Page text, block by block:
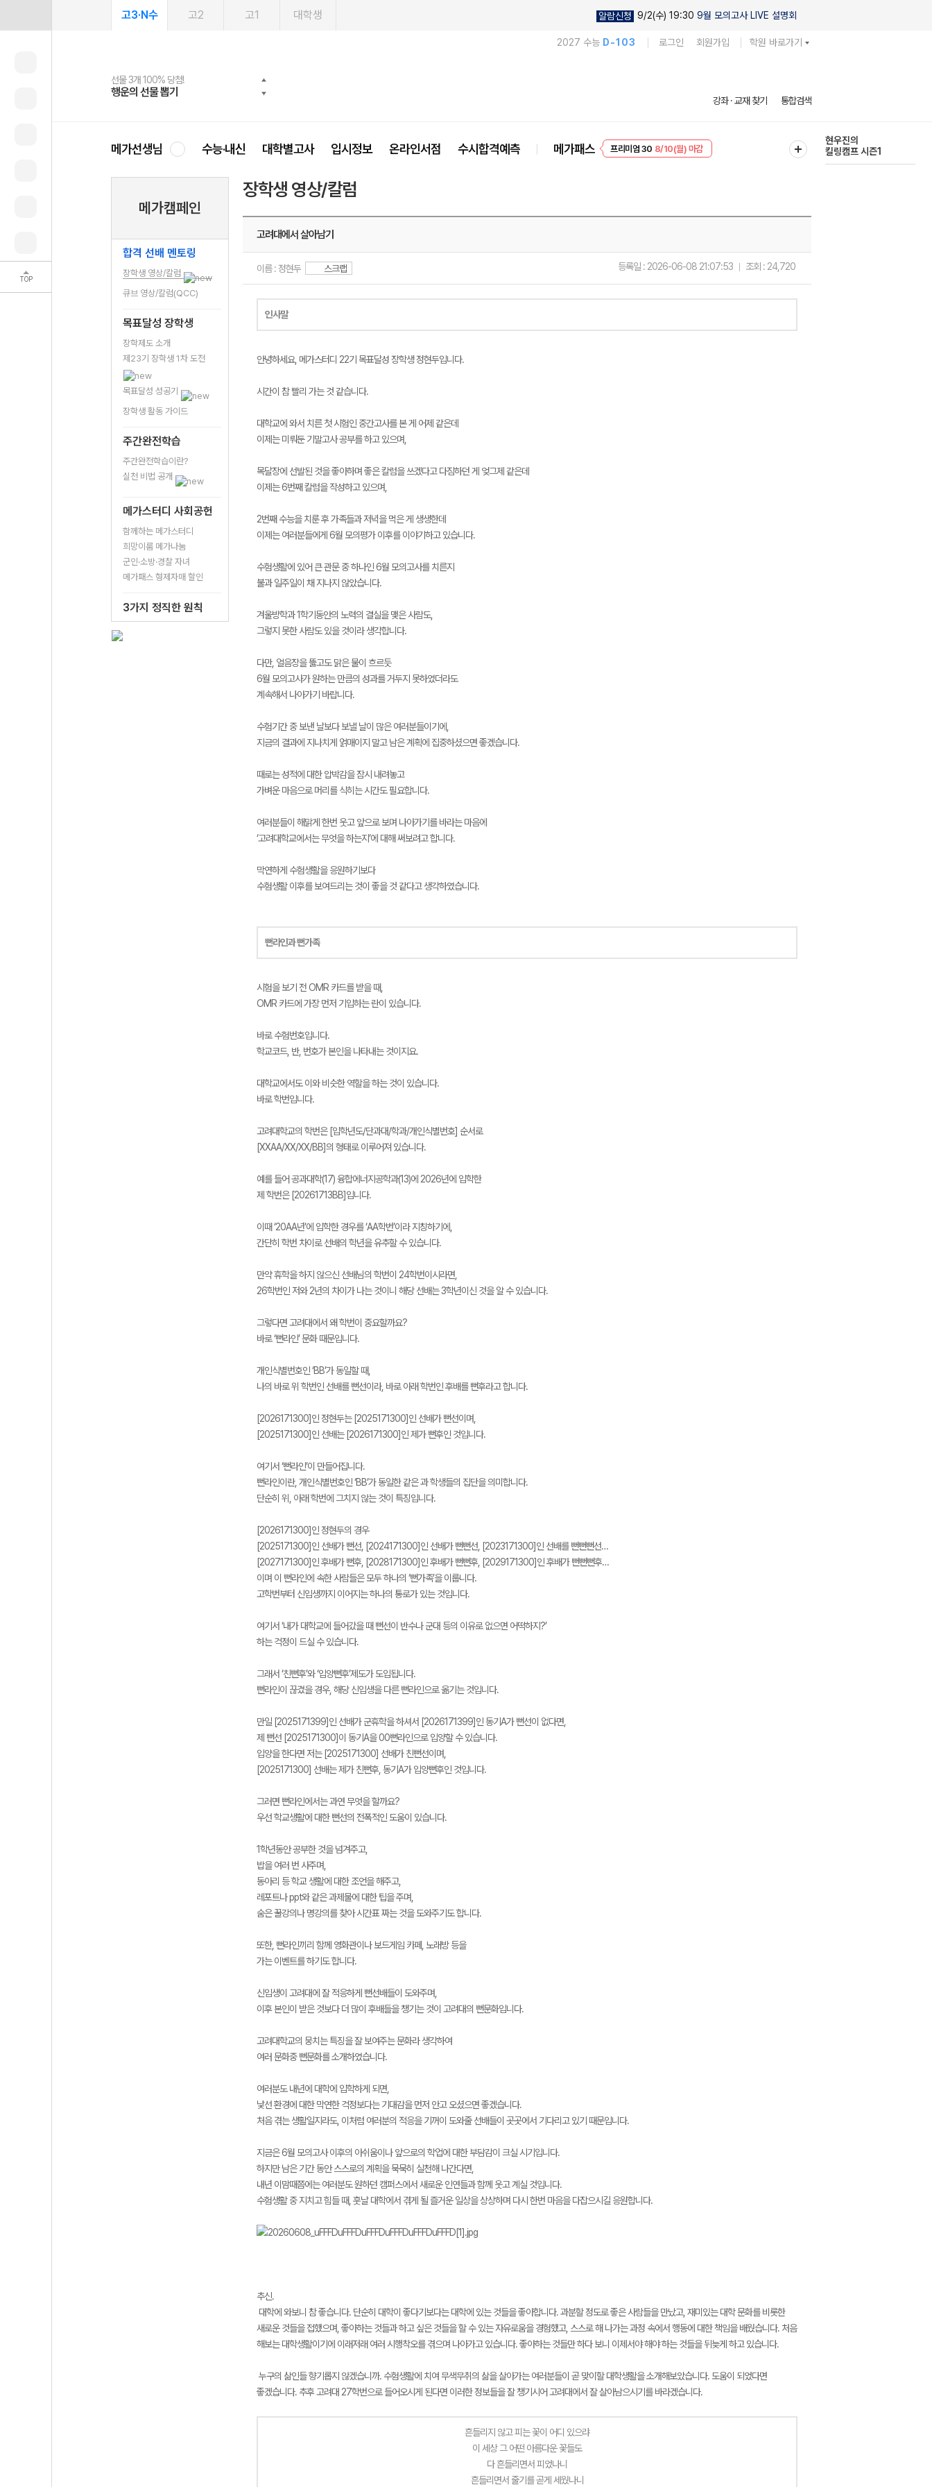
TOP
고3·N수 고2 고1 대학생 알람신청 9/2(수) 19:30 9월 모의고사 LIVE 설명회
2027 수능 D-103 로그인 회원가입 학원 바로가기
선물 3개 100% 당첨!
행운의 선물 뽑기
선물 100% 증정!
메가스터디 X 올리브
여름방학 스터디 캐시백
메가런 썸머스쿨
2027 러셀 단과
강사 공개선발
스마트러닝앱
설문 EVENT
메가패스
3일 무료 체험권
메가패스 수강생 무료혜택!
메가클럽 멤버십
사회공헌 캠페인
희망이룸 메가나눔
강좌 · 교재 찾기 통합검색
메가선생님 수능·내신 대학별고사 입시정보 온라인서점 수시합격예측 메가패스
프리미엄 30 8/10(월) 마감
현우진의
킬링캠프 시즌1
메가캠페인
합격 선배 멘토링
장학생 영상/칼럼
큐브 영상/칼럼(QCC)
목표달성 장학생
장학제도 소개
제23기 장학생 1차 도전
목표달성 성공기
장학생 활동 가이드
주간완전학습
주간완전학습이란?
실천 비법 공개
메가스터디 사회공헌
함께하는 메가스터디
희망이룸 메가나눔
군인·소방·경찰 자녀
메가패스 형제자매 할인
3가지 정직한 원칙
장학생 영상/칼럼
고려대에서 살아남기
이름 : 정현두 스크랩 등록일 : 2026-06-08 21:07:53 조회 : 24,720
인사말
안녕하세요, 메가스터디 22기 목표달성 장학생 정현두입니다.
시간이 참 빨리 가는 것 같습니다.
대학교에 와서 치른 첫 시험인 중간고사를 본 게 어제 같은데
이제는 미뤄둔 기말고사 공부를 하고 있으며,
목달장에 선발된 것을 좋아하며 좋은 칼럼을 쓰겠다고 다짐하던 게 엊그제 같은데
이제는 6번째 칼럼을 작성하고 있으며,
2번째 수능을 치룬 후 가족들과 저녁을 먹은 게 생생한데
이제는 여러분들에게 6월 모의평가 이후를 이야기하고 있습니다.
수험생활에 있어 큰 관문 중 하나인 6월 모의고사를 치른지
불과 일주일이 채 지나지 않았습니다.
겨울방학과 1학기동안의 노력의 결실을 맺은 사람도,
그렇지 못한 사람도 있을 것이라 생각합니다.
다만, 얼음장을 뚫고도 맑은 물이 흐르듯
6월 모의고사가 원하는 만큼의 성과를 거두지 못하였더라도
계속해서 나아가기 바랍니다.
수험기간 중 보낸 날보다 보낼 날이 많은 여러분들이기에,
지금의 결과에 지나치게 얽매이지 말고 남은 계획에 집중하셨으면 좋겠습니다.
때로는 성적에 대한 압박감을 잠시 내려놓고
가벼운 마음으로 머리를 식히는 시간도 필요합니다.
여러분들이 해맑게 한번 웃고 앞으로 보며 나아가기를 바라는 마음에
‘고려대학교에서는 무엇을 하는지’에 대해 써보려고 합니다.
막연하게 수험생활을 응원하기보다
수험생활 이후를 보여드리는 것이 좋을 것 같다고 생각하였습니다.
뻔라인과 뻔가족
시험을 보기 전 OMR 카드를 받을 때,
OMR 카드에 가장 먼저 기입하는 란이 있습니다.
바로 수험번호입니다.
학교코드, 반, 번호가 본인을 나타내는 것이지요.
대학교에서도 이와 비슷한 역할을 하는 것이 있습니다.
바로 학번입니다.
고려대학교의 학번은 [입학년도/단과대/학과/개인식별번호] 순서로
[XXAA/XX/XX/BB]의 형태로 이루어져 있습니다.
예를 들어 공과대학(17) 융합에너지공학과(13)에 2026년에 입학한
제 학번은 [20261713BB]입니다.
이때 ‘20AA년’에 입학한 경우를 ‘AA학번’이라 지칭하기에,
간단히 학번 차이로 선배의 학년을 유추할 수 있습니다.
만약 휴학을 하지 않으신 선배님의 학번이 24학번이시라면,
26학번인 저와 2년의 차이가 나는 것이니 해당 선배는 3학년이신 것을 알 수 있습니다.
그렇다면 고려대에서 왜 학번이 중요할까요?
바로 ‘뻔라인’ 문화 때문입니다.
개인식별번호인 ‘BB’가 동일할 때,
나의 바로 위 학번인 선배를 뻔선이라, 바로 아래 학번인 후배를 뻔후라고 합니다.
[2026171300]인 정현두는 [2025171300]인 선배가 뻔선이며,
[2025171300]인 선배는 [2026171300]인 제가 뻔후인 것입니다.
여기서 ‘뻔라인’이 만들어집니다.
뻔라인이란, 개인식별번호인 ‘BB’가 동일한 같은 과 학생들의 집단을 의미합니다.
단순히 위, 아래 학번에 그치지 않는 것이 특징입니다.
[2026171300]인 정현두의 경우
[2025171300]인 선배가 뻔선, [2024171300]인 선배가 뻔뻔선, [2023171300]인 선배를 뻔뻔뻔선…
[2027171300]인 후배가 뻔후, [2028171300]인 후배가 뻔뻔후, [2029171300]인 후배가 뻔뻔뻔후…
이며 이 뻔라인에 속한 사람들은 모두 하나의 ‘뻔가족’을 이룹니다.
고학번부터 신입생까지 이어지는 하나의 통로가 있는 것입니다.
여기서 ‘내가 대학교에 들어갔을 때 뻔선이 반수나 군대 등의 이유로 없으면 어떡하지?’
하는 걱정이 드실 수 있습니다.
그래서 ‘친뻔후’와 ‘입양뻔후’제도가 도입됩니다.
뻔라인이 끊겼을 경우, 해당 신입생을 다른 뻔라인으로 옮기는 것입니다.
만일 [2025171399]인 선배가 군휴학을 하셔서 [2026171399]인 동기A가 뻔선이 없다면,
제 뻔선 [2025171300]이 동기A을 00뻔라인으로 입양할 수 있습니다.
입양을 한다면 저는 [2025171300] 선배가 친뻔선이며,
[2025171300] 선배는 제가 친뻔후, 동기A가 입양뻔후인 것입니다.
그러면 뻔라인에서는 과연 무엇을 할까요?
우선 학교생활에 대한 뻔선의 전폭적인 도움이 있습니다.
1학년동안 공부한 것을 넘겨주고,
밥을 여러 번 사주며,
동아리 등 학교 생활에 대한 조언을 해주고,
레포트나 ppt와 같은 과제물에 대한 팁을 주며,
숨은 꿀강의나 명강의를 찾아 시간표 짜는 것을 도와주기도 합니다.
또한, 뻔라인끼리 함께 영화관이나 보드게임 카페, 노래방 등을
가는 이벤트를 하기도 합니다.
신입생이 고려대에 잘 적응하게 뻔선배들이 도와주며,
이후 본인이 받은 것보다 더 많이 후배들을 챙기는 것이 고려대의 뻔문화입니다.
고려대학교의 뭉치는 특징을 잘 보여주는 문화라 생각하여
여러 문화중 뻔문화를 소개하였습니다.
여러분도 내년에 대학에 입학하게 되면,
낯선 환경에 대한 막연한 걱정보다는 기대감을 먼저 안고 오셨으면 좋겠습니다.
처음 겪는 생활일지라도, 이처럼 여러분의 적응을 기꺼이 도와줄 선배들이 곳곳에서 기다리고 있기 때문입니다.
지금은 6월 모의고사 이후의 아쉬움이나 앞으로의 학업에 대한 부담감이 크실 시기입니다.
하지만 남은 기간 동안 스스로의 계획을 묵묵히 실천해 나간다면,
내년 이맘때쯤에는 여러분도 원하던 캠퍼스에서 새로운 인연들과 함께 웃고 계실 것입니다.
수험생활 중 지치고 힘들 때, 훗날 대학에서 겪게 될 즐거운 일상을 상상하며 다시 한번 마음을 다잡으시길 응원합니다.
추신.
대학에 와보니 참 좋습니다. 단순히 대학이 좋다기보다는 대학에 있는 것들을 좋아합니다. 과분할 정도로 좋은 사람들을 만났고, 재미있는 대학 문화를 비롯한
새로운 것들을 접했으며, 좋아하는 것들과 하고 싶은 것들을 할 수 있는 자유로움을 경험했고, 스스로 해 나가는 과정 속에서 행동에 대한 책임을 배웠습니다. 처음
해보는 대학생활이기에 이래저래 여러 시행착오를 겪으며 나아가고 있습니다. 좋아하는 것들만 하다 보니 이제서야 해야 하는 것들을 뒤늦게 하고 있습니다.
누구의 삶인들 향기롭지 않겠습니까. 수험생활에 치여 무색무취의 삶을 살아가는 여러분들이 곧 맞이할 대학생활을 소개해보았습니다. 도움이 되었다면
좋겠습니다. 추후 고려대 27학번으로 들어오시게 된다면 이러한 정보들을 잘 챙기시어 고려대에서 잘 살아남으시기를 바라겠습니다.
흔들리지 않고 피는 꽃이 어디 있으랴
이 세상 그 어떤 아름다운 꽃들도
다 흔들리면서 피었나니
흔들리면서 줄기를 곧게 세웠나니